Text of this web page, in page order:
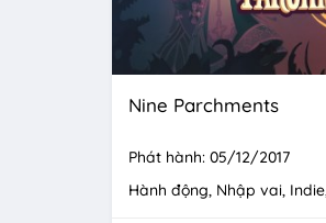
Nine Parchments
Phát hành: 05/12/2017
Hành động Nhập vai Indie